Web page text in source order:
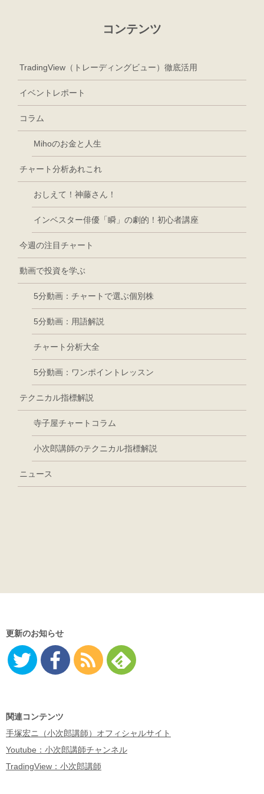
コンテンツ
TradingView（トレーディングビュー）徹底活用
イベントレポート
コラム
Mihoのお金と人生
チャート分析あれこれ
おしえて！神藤さん！
インベスター俳優「瞬」の劇的！初心者講座
今週の注目チャート
動画で投資を学ぶ
5分動画：チャートで選ぶ個別株
5分動画：用語解説
チャート分析大全
5分動画：ワンポイントレッスン
テクニカル指標解説
寺子屋チャートコラム
小次郎講師のテクニカル指標解説
ニュース
更新のお知らせ
関連コンテンツ
手塚宏ニ（小次郎講師）オフィシャルサイト
Youtube：小次郎講師チャンネル
TradingView：小次郎講師